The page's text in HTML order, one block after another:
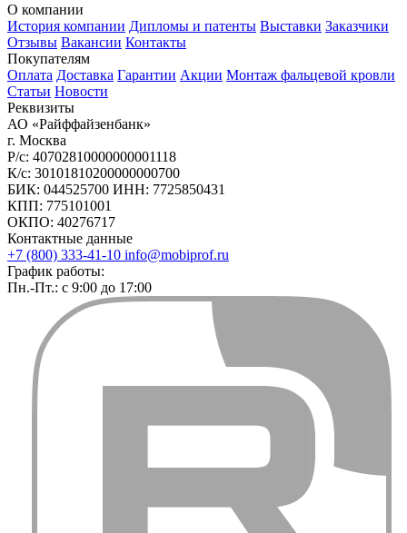
О компании
История компании Дипломы и патенты Выставки Заказчики
Отзывы Вакансии Контакты
Покупателям
Оплата Доставка Гарантии Акции Монтаж фальцевой кровли
Статьи Новости
Реквизиты
АО «Райффайзенбанк»
г. Москва
Р/с: 40702810000000001118
К/с: 30101810200000000700
БИК: 044525700 ИНН: 7725850431
КПП: 775101001
ОКПО: 40276717
Контактные данные
+7 (800) 333-41-10 info@mobiprof.ru
График работы:
Пн.-Пт.: с 9:00 до 17:00